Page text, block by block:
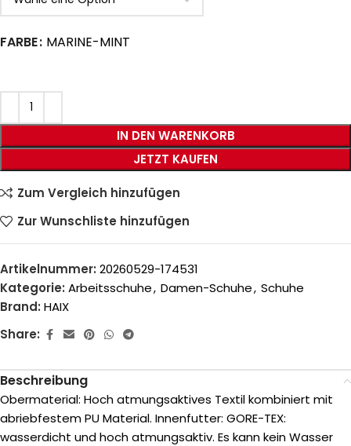
FARBE MARINE-MINT
IN DEN WARENKORB
JETZT KAUFEN
Zum Vergleich hinzufügen
Zur Wunschliste hinzufügen
Artikelnummer: 20260529-174531
Kategorie: Arbeitsschuhe, Damen-Schuhe, Schuhe
Brand: HAIX
Share:
Beschreibung
Obermaterial: Hoch atmungsaktives Textil kombiniert mit
abriebfestem PU Material. Innenfutter: GORE-TEX:
wasserdicht und hoch atmungsaktiv. Es kann kein Wasser